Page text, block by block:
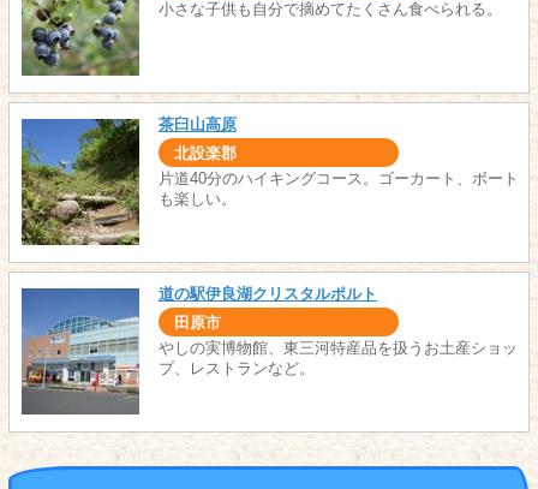
小さな子供も自分で摘めてたくさん食べられる。
茶臼山高原
北設楽郡
片道40分のハイキングコース。ゴーカート、ボート
も楽しい。
道の駅伊良湖クリスタルポルト
田原市
やしの実博物館、東三河特産品を扱うお土産ショッ
プ、レストランなど。